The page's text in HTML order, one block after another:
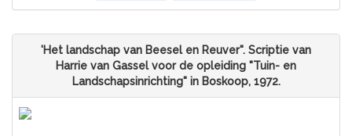
'Het landschap van Beesel en Reuver". Scriptie van
Harrie van Gassel voor de opleiding "Tuin- en
Landschapsinrichting" in Boskoop, 1972.